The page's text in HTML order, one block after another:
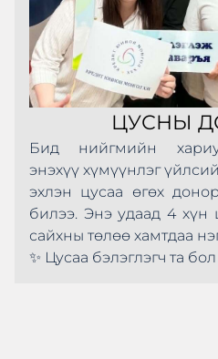
ЦУСНЫ
Бид нийгмийн
энэхүү хүмүүнлэг
эхлэн цусаа өгөх
билээ. Энэ удаад 4 хүн
сайхны төлөө хамтдаа
✨ Цусаа бэлэглэгч та